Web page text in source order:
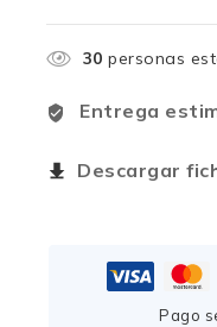
30 personas
Entrega
Descargar
Pago